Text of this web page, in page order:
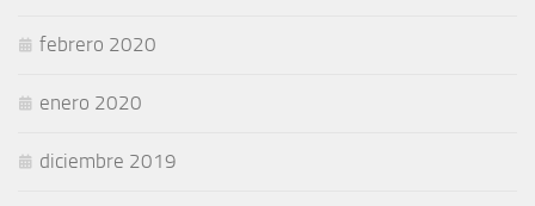
febrero 2020
enero 2020
diciembre 2019